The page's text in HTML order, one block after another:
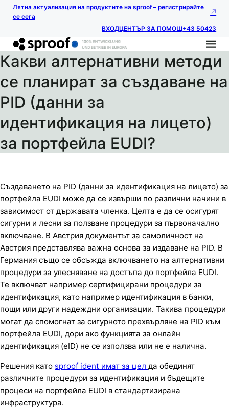
Лятна актуализация на продуктите на sproof – регистрирайте
се сега
ВХОДЦЕНТЪР ЗА ПОМОЩ+43 50423
Какви алтернативни методи
се планират за създаване на
PID (данни за
идентификация на лицето)
за портфейла EUDI?
Създаването на PID (данни за идентификация на лицето) за
портфейла EUDI може да се извърши по различни начини в
зависимост от държавата членка. Целта е да се осигурят
сигурни и лесни за ползване процедури за първоначално
включване. В Австрия документът за самоличност на
Австрия представлява важна основа за издаване на PID. В
Германия също се обсъжда включването на алтернативни
процедури за улесняване на достъпа до портфейла EUDI.
Те включват например сертифицирани процедури за
идентификация, като например идентификация в банки,
пощи или други надеждни организации. Такива процедури
могат да спомогнат за сигурното прехвърляне на PID към
портфейла EUDI, дори ако функцията за онлайн
идентификация (eID) не се използва или не е налична.
Решения като sproof ident имат за цел да обединят
различните процедури за идентификация и бъдещите
процеси на портфейла EUDI в стандартизирана
инфраструктура.